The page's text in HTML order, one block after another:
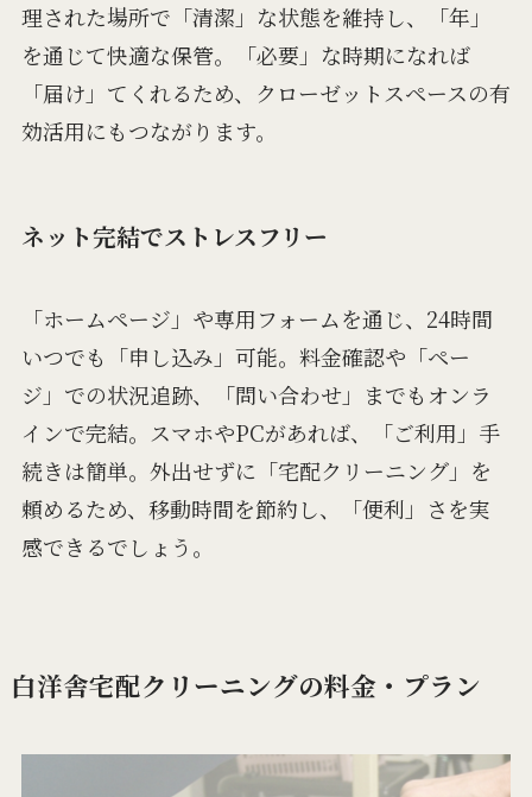
理された場所で「清潔」な状態を維持し、「年」
を通じて快適な保管。「必要」な時期になれば
「届け」てくれるため、クローゼットスペースの有
効活用にもつながります。
ネット完結でストレスフリー
「ホームページ」や専用フォームを通じ、24時間
いつでも「申し込み」可能。料金確認や「ペー
ジ」での状況追跡、「問い合わせ」までもオンラ
インで完結。スマホやPCがあれば、「ご利用」手
続きは簡単。外出せずに「宅配クリーニング」を
頼めるため、移動時間を節約し、「便利」さを実
感できるでしょう。
白洋舎宅配クリーニングの料金・プラン